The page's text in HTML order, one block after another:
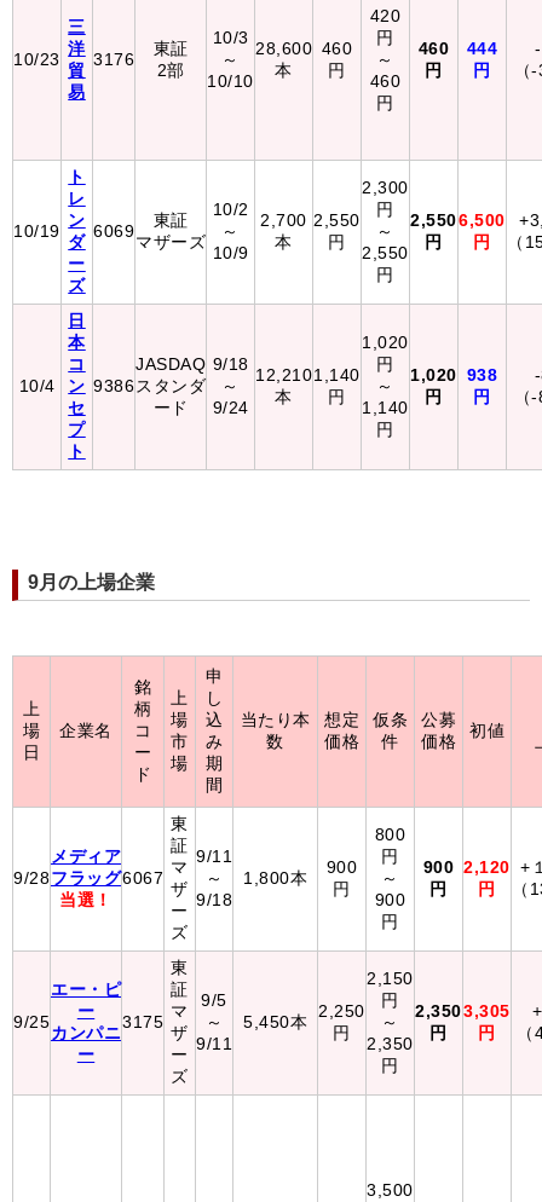
10/23
三
洋
貿
易
3176
東証
2部
10/3
～
10/10
28,600
本
460
円
420
円
～
460
円
460
円
444
円
（
10/19
ト
レ
ン
ダ
ー
ズ
6069
東証
マザーズ
10/2
～
10/9
2,700
本
2,550
円
2,300
円
～
2,550
円
2,550
円
6,500
円
（
10/4
日
本
コ
ン
セ
プ
ト
9386
JASDAQ
スタンダ
ード
9/18
～
9/24
12,210
本
1,140
円
1,020
円
～
1,140
円
1,020
円
938
円
（
9月の上場企業
上
場
日
企業名
銘
柄
コ
ー
ド
上
場
市
場
申
し
込
み
期
間
当たり本
数
想定
価格
仮条
件
公募
価格
初値
9/28
メディア
フラッグ
当選！
6067
東
証
マ
ザ
ー
ズ
9/11
～
9/18
1,800本
900
円
800
円
～
900
円
900
円
2,120
円
+
（
9/25
エー・ピ
ー
カンパニ
ー
3175
東
証
マ
ザ
ー
ズ
9/5
～
9/11
5,450本
2,250
円
2,150
円
～
2,350
円
2,350
円
3,305
円
3,500